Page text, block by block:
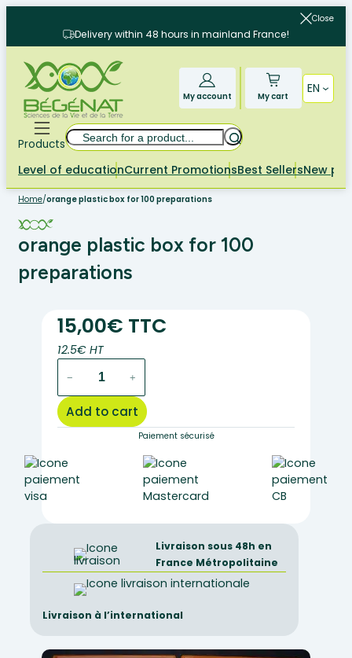
content
Close
Delivery within 48 hours in mainland France!
My account My cart
EN
Products
Search
Level of educationCurrent PromotionsBest SellersNew
Home/orange plastic box for 100 preparations
orange plastic box for 100
preparations
15,00€ TTC
12.5€ HT
box
for
quantity
− +
Add to cart
Paiement sécurisé
Livraison sous 48h en
France Métropolitaine
Livraison à l’international